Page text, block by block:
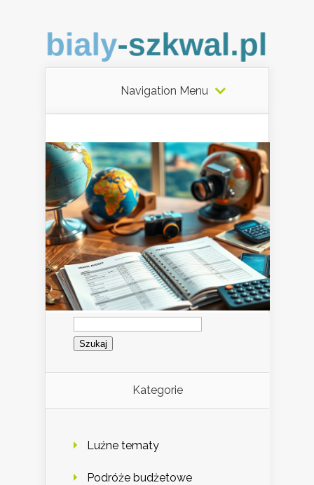
Navigation Menu
Szukaj:
Kategorie
Luźne tematy
Podróże budżetowe